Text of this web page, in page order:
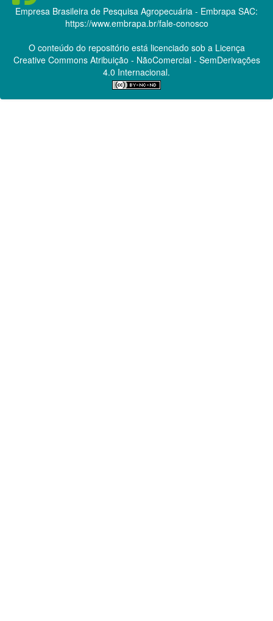
Empresa Brasileira de Pesquisa Agropecuária - Embrapa SAC:
https://www.embrapa.br/fale-conosco
O conteúdo do repositório está licenciado sob a Licença
Creative CommonsAtribuição - NãoComercial - SemDerivações
4.0 Internacional.